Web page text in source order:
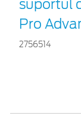
suportul
Pro
2756514